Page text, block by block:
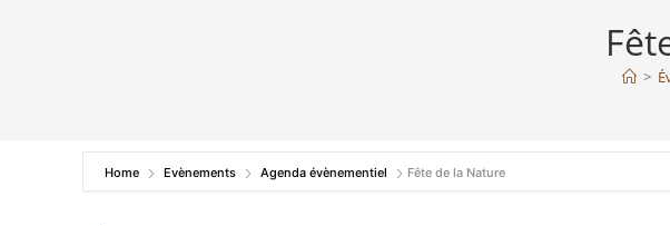
>
Home Evènements Agenda évènementiel Fête de la Nature